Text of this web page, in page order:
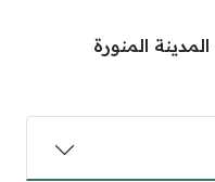
المنورة